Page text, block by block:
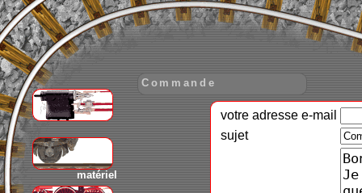
matériel
Commande
votre adresse e-mail
sujet